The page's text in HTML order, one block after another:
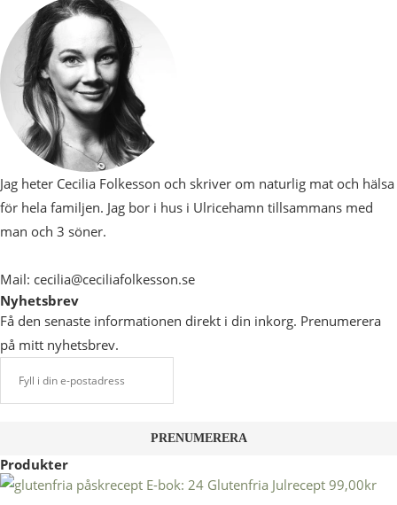
Jag heter Cecilia Folkesson och skriver om naturlig mat och hälsa
för hela familjen. Jag bor i hus i Ulricehamn tillsammans med
man och 3 söner.
Mail: cecilia@ceciliafolkesson.se
Nyhetsbrev
Få den senaste informationen direkt i din inkorg. Prenumerera
på mitt nyhetsbrev.
Produkter
E-bok: 24 Glutenfria Julrecept 99,00kr